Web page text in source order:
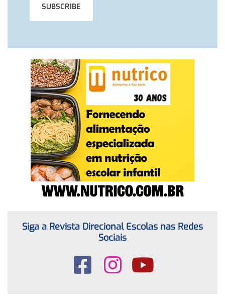
Siga a Revista Direcional Escolas nas Redes
Sociais